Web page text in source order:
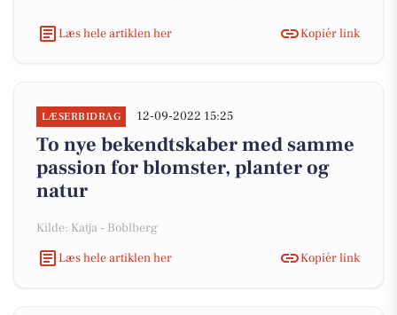
Læs hele artiklen her Kopiér link
LÆSERBIDRAG 12-09-2022 15:25
To nye bekendtskaber med samme
passion for blomster, planter og
natur
Kilde: Katja - Boblberg
Læs hele artiklen her
Kopiér link